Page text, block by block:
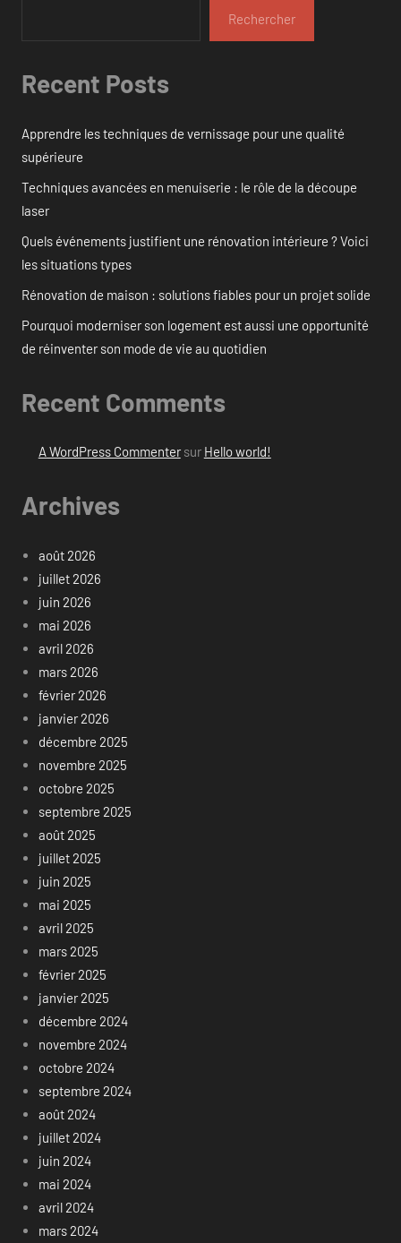
Rechercher
Recent Posts
Apprendre les techniques de vernissage pour une qualité
supérieure
Techniques avancées en menuiserie : le rôle de la découpe
laser
Quels événements justifient une rénovation intérieure ? Voici
les situations types
Rénovation de maison : solutions fiables pour un projet solide
Pourquoi moderniser son logement est aussi une opportunité
de réinventer son mode de vie au quotidien
Recent Comments
A WordPress Commentersur Hello world!
Archives
août 2026
juillet 2026
juin 2026
mai 2026
avril 2026
mars 2026
février 2026
janvier 2026
décembre 2025
novembre 2025
octobre 2025
septembre 2025
août 2025
juillet 2025
juin 2025
mai 2025
avril 2025
mars 2025
février 2025
janvier 2025
décembre 2024
novembre 2024
octobre 2024
septembre 2024
août 2024
juillet 2024
juin 2024
mai 2024
avril 2024
mars 2024